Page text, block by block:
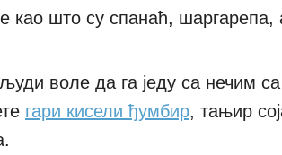
као што су спанаћ, шаргарепа,
воле да га једу са нечим
гари кисели ђумбир, тањир